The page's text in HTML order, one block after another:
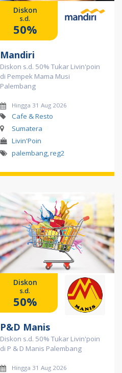
Diskon
s.d.
50%
Mandiri
Diskon s.d. 50% Tukar Livin'poin
di Pempek Mama Musi
Palembang
Hingga 31 Aug 2026
Cafe & Resto
Sumatera
Livin'Poin
palembang,reg2
Diskon
s.d.
50%
P&D Manis
Diskon s.d. 50% Tukar Livin'poin
di P & D Manis Palembang
Hingga 31 Aug 2026